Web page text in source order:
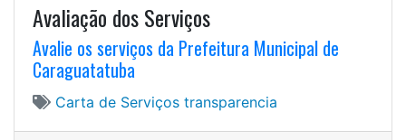
Avaliação dos Serviços
Avalie os serviços da Prefeitura Municipal de
Caraguatatuba
Carta de Serviços transparencia